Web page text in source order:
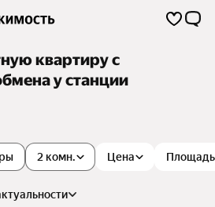
квартиру с
у станции
2 комн. Цена Площадь